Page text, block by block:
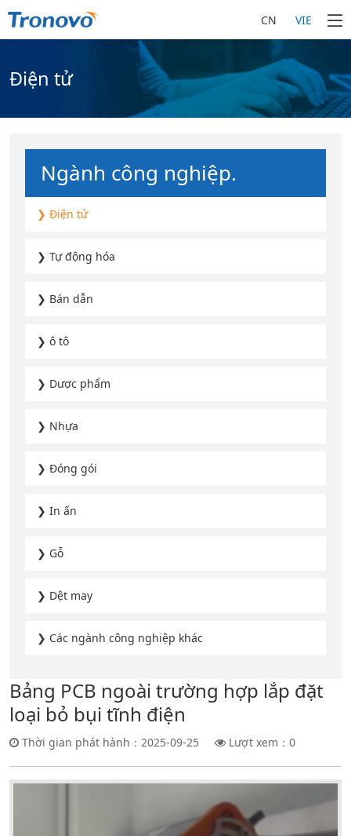
CN VIE
Điện tử
Ngành công nghiệp.
❯ Điện tử
❯ Tự động hóa
❯ Bán dẫn
❯ ô tô
❯ Dược phẩm
❯ Nhựa
❯ Đóng gói
❯ In ấn
❯ Gỗ
❯ Dệt may
❯ Các ngành công nghiệp khác
Bảng PCB ngoài trường hợp lắp đặt
loại bỏ bụi tĩnh điện
Thời gian phát hành：2025-09-25 Lượt xem： 0